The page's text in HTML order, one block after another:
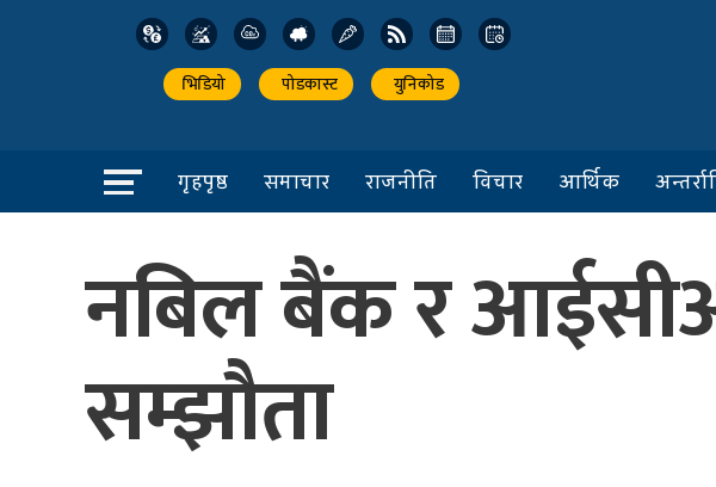
भिडियो पोडकास्ट युनिकोड
गृहपृष्ठ समाचार राजनीति विचार आर्थिक
नबिल बैंक र
सम्झौता